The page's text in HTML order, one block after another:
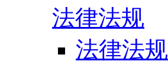
法律法规
法律法规